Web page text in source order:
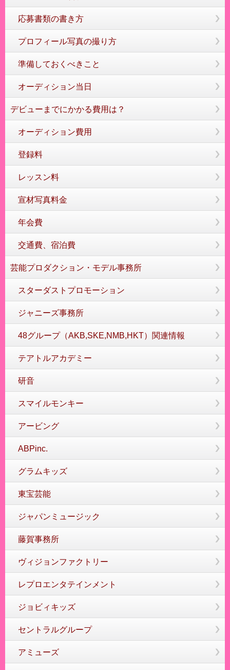
応募書類の書き方
プロフィール写真の撮り方
準備しておくべきこと
オーディション当日
デビューまでにかかる費用は？
オーディション費用
登録料
レッスン料
宣材写真料金
年会費
交通費、宿泊費
芸能プロダクション・モデル事務所
スターダストプロモーション
ジャニーズ事務所
48グループ（AKB,SKE,NMB,HKT）関連情報
テアトルアカデミー
研音
スマイルモンキー
アービング
ABPinc.
グラムキッズ
東宝芸能
ジャパンミュージック
藤賀事務所
ヴィジョンファクトリー
レプロエンタテインメント
ジョビィキッズ
セントラルグループ
アミューズ